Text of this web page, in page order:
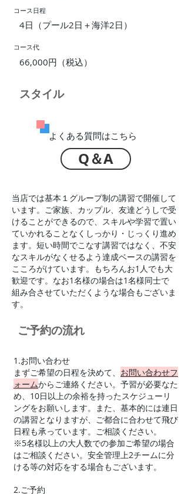
コース日程
4日（プール2日＋海洋2日）
コース代
66,000円（税込）
​スタイル
​よくある質問はこちら
Q＆A
当店では基本１グループ制の講習で開催して
います。ご家族、カップル、友達どうしで受
けることができるので、スキルや学習で置い
ていかれることなくしっかり・じっくり進め
ます。短い時間でこなす講習ではなく、不安
なスキルがなくせるよう達成ベースの講習を
こころがけています。もちろんお1人でも大
歓迎です。なお1名様の場合は1名様同士で
組み合させていただくような場合もございま
す。
​ご予約の流れ
1.お問い合わせ
まずご希望の日程を決めて、 お問い合わせフ
ォームからご連絡ください。予習が必要なた
め、10日以上の余裕を持ったスケジューリ
ングをお願いします。また、基本的には連日
の講習となりますが、ご都合に合わせて飛び
日程も承っています。ご相談ください。​
​※5名様以上の大人数での参加ご希望の場合
はご相談ください。安全管理上2チームに分
ける等の対応をする場合もございます。
2.ご予約